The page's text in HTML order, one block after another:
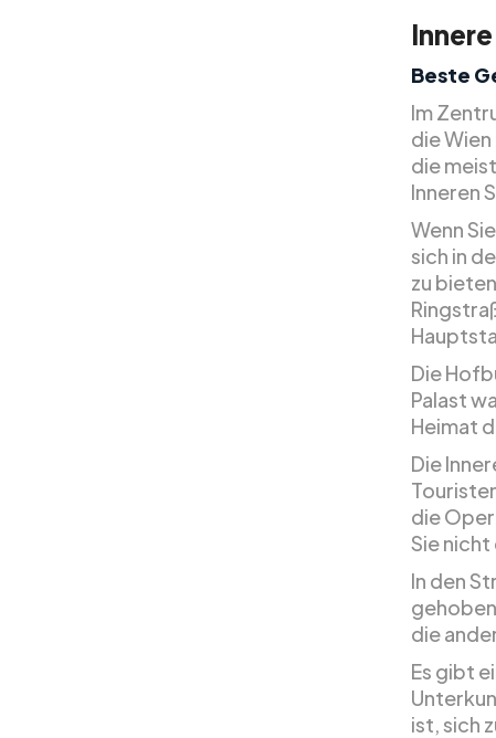
Beste
Im
die
die
Inneren
Wenn
sich in
zu
Die
Palast
Heimat
Die
die
Sie nicht
In den
die
Es gibt
ist, sich